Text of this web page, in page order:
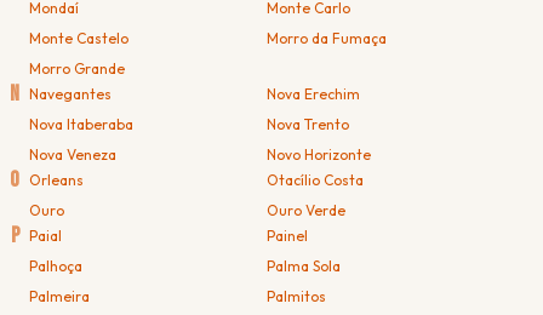
Mondaí
Monte Carlo
Monte Castelo
Morro da Fumaça
Morro Grande
N Navegantes
Nova Erechim
Nova Itaberaba
Nova Trento
Nova Veneza
Novo Horizonte
O Orleans
Otacílio Costa
Ouro
Ouro Verde
P Paial
Painel
Palhoça
Palma Sola
Palmeira
Palmitos